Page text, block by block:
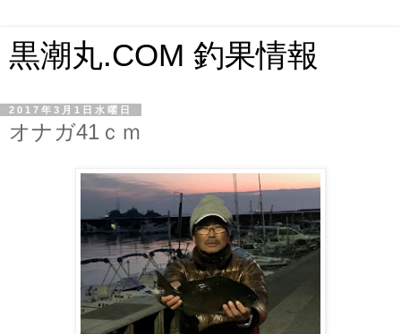
黒潮丸.COM 釣果情報
2017年3月1日水曜日
オナガ41ｃｍ